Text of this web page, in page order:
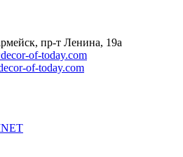
пр-т Ленина, 19а
of-today.com
of-today.com